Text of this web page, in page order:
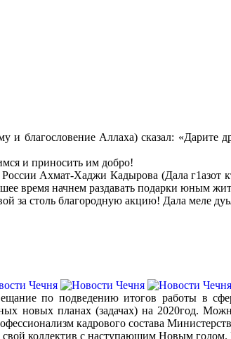
благословение Аллаха) сказал: «Дарите
и приносить им добро!
Ахмат-Хаджи Кадырова (Дала
время начнем раздавать подарки юным
за столь благородную акцию! Дала меле
по подведению итогов работы в
новых планах (задачах) на 2020год.
кадрового состава
коллектив с наступающим Новым